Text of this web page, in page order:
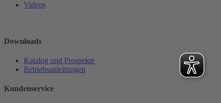
Videos
Downloads
Katalog und Prospekte
Betriebsanleitungen
Kundenservice